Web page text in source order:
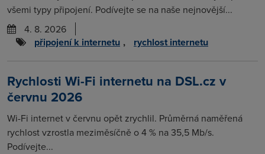
všemi typy připojení. Podívejte se na naše nejnovější...
4. 8. 2026
připojení k internetu , rychlost internetu
Rychlosti Wi-Fi internetu na DSL.cz v
červnu 2026
Wi-Fi internet v červnu opět zrychlil. Průměrná naměřená
rychlost vzrostla meziměsíčně o 4 % na 35,5 Mb/s.
Podívejte...